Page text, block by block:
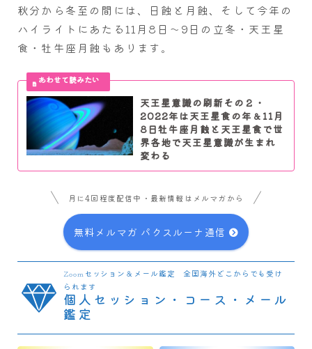
秋分から冬至の間には、日蝕と月蝕、そして今年の
ハイライトにあたる11月8日～9日の立冬・天王星
食・牡牛座月蝕もあります。
天王星意識の刷新その２・
2022年は天王星食の年＆11月
8日牡牛座月蝕と天王星食で世
界各地で天王星意識が生まれ
変わる
月に4回程度配信中・最新情報はメルマガから
無料メルマガ パクスルーナ通信
Zoomセッション＆メール鑑定 全国海外どこからでも受け
られます
個人セッション・コース・メール
鑑定